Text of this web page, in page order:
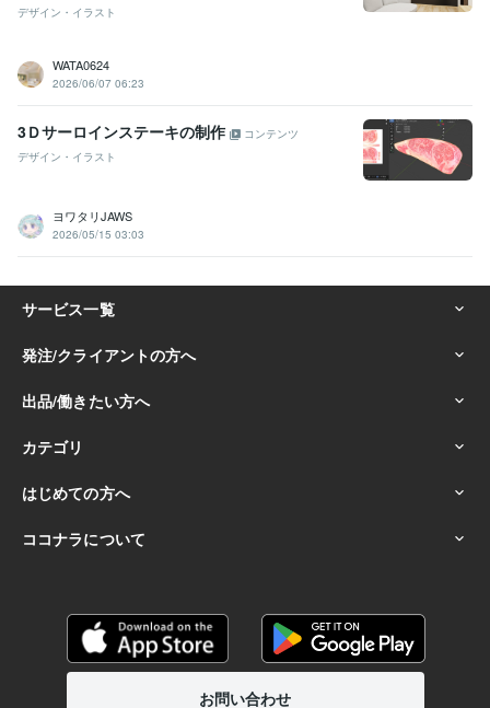
デザイン・イラスト
WATA0624
2026/06/07 06:23
3Ｄサーロインステーキの制作
コンテンツ
デザイン・イラスト
ヨワタリJAWS
2026/05/15 03:03